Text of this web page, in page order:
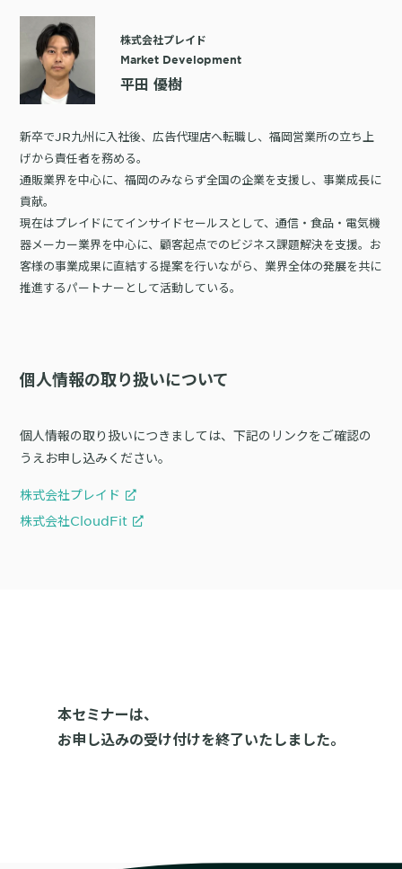
株式会社プレイド
Market Development
平田 優樹
新卒でJR九州に入社後、広告代理店へ転職し、福岡営業所の立ち上
げから責任者を務める。
通販業界を中心に、福岡のみならず全国の企業を支援し、事業成長に
貢献。
現在はプレイドにてインサイドセールスとして、通信・食品・電気機
器メーカー業界を中心に、顧客起点でのビジネス課題解決を支援。お
客様の事業成果に直結する提案を行いながら、業界全体の発展を共に
推進するパートナーとして活動している。
個人情報の取り扱いについて
個人情報の取り扱いにつきましては、下記のリンクをご確認の
うえお申し込みください。
株式会社プレイド
株式会社CloudFit
本セミナーは、
お申し込みの受け付けを終了いたしました。